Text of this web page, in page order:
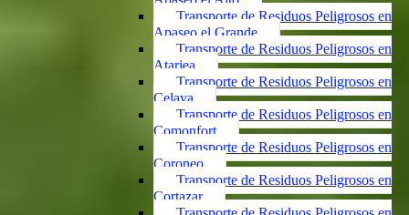
Transporte de Residuos Peligrosos en
Apaseo el Grande
Transporte de Residuos Peligrosos en
Atarjea
Transporte de Residuos Peligrosos en
Celaya
Transporte de Residuos Peligrosos en
Comonfort
Transporte de Residuos Peligrosos en
Coroneo
Transporte de Residuos Peligrosos en
Cortazar